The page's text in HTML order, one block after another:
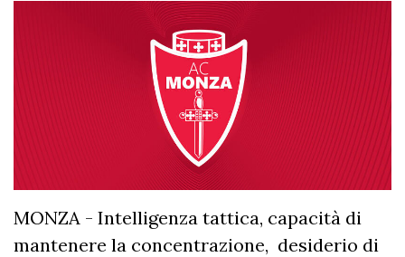
MONZA - Intelligenza tattica, capacità di
mantenere la concentrazione, desiderio di